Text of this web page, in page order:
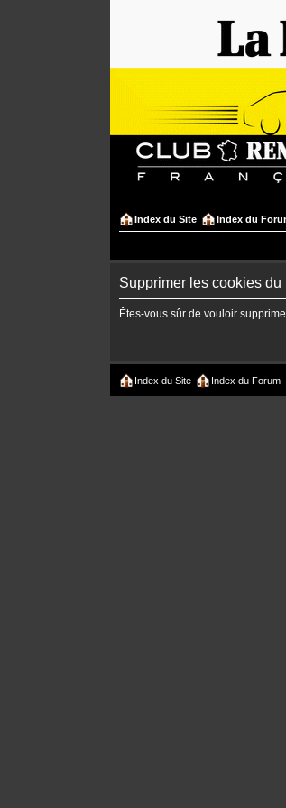
Index du Site Index du
Supprimer les cookies du
Êtes-vous sûr de vouloir
Index du Site Index du Forum